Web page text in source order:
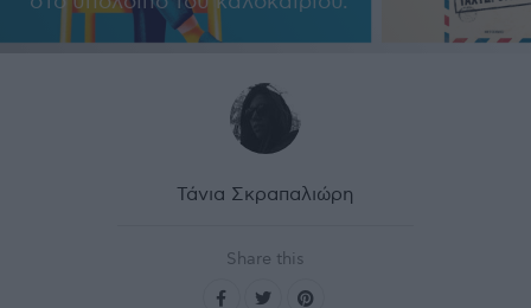
Τάνια Σκραπαλιώρη
Share this